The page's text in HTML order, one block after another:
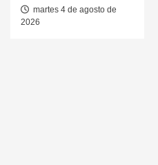
martes 4 de agosto de
2026